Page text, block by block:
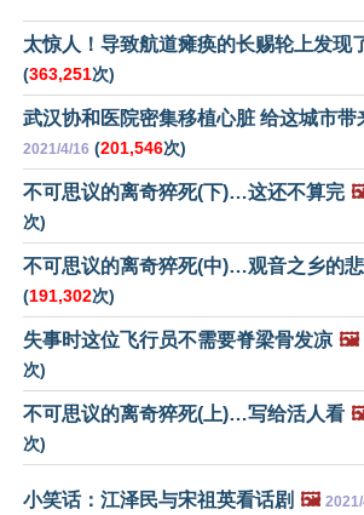
太惊人！导致航道瘫痪的长赐轮上发现
(363,251次)
武汉协和医院密集移植心脏 给这城市带
2021/4/16 (201,546次)
不可思议的离奇猝死(下)…这还不算完
次)
不可思议的离奇猝死(中)…观音之乡的
(191,302次)
失事时这位飞行员不需要脊梁骨发凉 🖼️
次)
不可思议的离奇猝死(上)…写给活人看
次)
小笑话：江泽民与宋祖英看话剧 🖼️